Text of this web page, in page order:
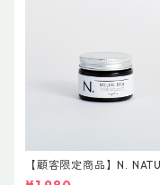
【顧客限定商品】N.
BALM N. ナチュラルバー